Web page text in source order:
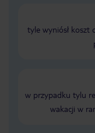
tyle wyniósł koszt
w przypadku tylu
wakacji w